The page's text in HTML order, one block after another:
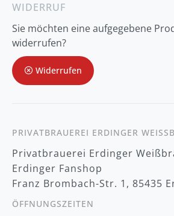
u
g
z
m
N
e
t
e
r
:
WIDERRUF
Sie möchten eine aufgegebene
widerrufen?
Widerrufen
PRIVATBRAUEREI ERDINGER
Privatbrauerei Erdinger
Erdinger Fanshop
Franz Brombach-Str. 1, 85435
ÖFFNUNGSZEITEN